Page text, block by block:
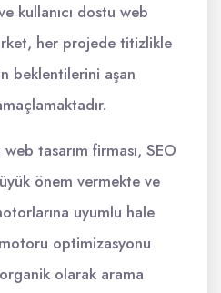
kullanıcı dostu web
her projede titizlikle
beklentilerini aşan
tasarım firması, SEO
önem vermekte ve
uyumlu hale
optimizasyonu
olarak arama